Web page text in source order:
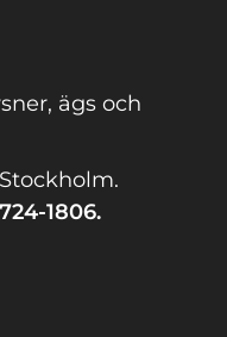
ägs och
1806.